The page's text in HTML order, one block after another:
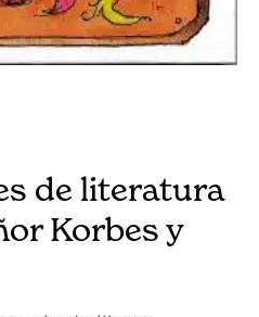
de literatura
Korbes y